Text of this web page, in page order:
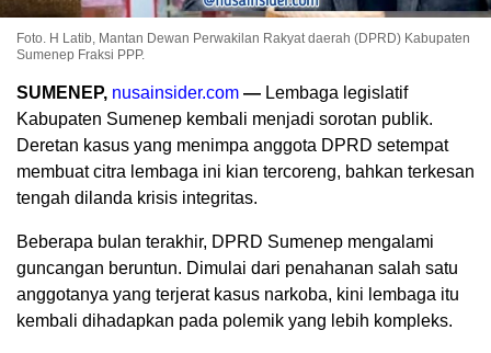
Foto. H Latib, Mantan Dewan Perwakilan Rakyat daerah (DPRD) Kabupaten
Sumenep Fraksi PPP.
SUMENEP, nusainsider.com — Lembaga legislatif
Kabupaten Sumenep kembali menjadi sorotan publik.
Deretan kasus yang menimpa anggota DPRD setempat
membuat citra lembaga ini kian tercoreng, bahkan terkesan
tengah dilanda krisis integritas.
Beberapa bulan terakhir, DPRD Sumenep mengalami
guncangan beruntun. Dimulai dari penahanan salah satu
anggotanya yang terjerat kasus narkoba, kini lembaga itu
kembali dihadapkan pada polemik yang lebih kompleks.